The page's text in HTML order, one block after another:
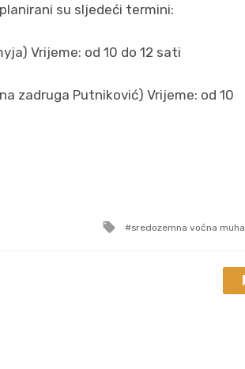
su sljedeći termini:
Vrijeme: od 10 do 12 sati
zadruga Putniković) Vrijeme: od 10
Tagged
sredozemna voćna muha